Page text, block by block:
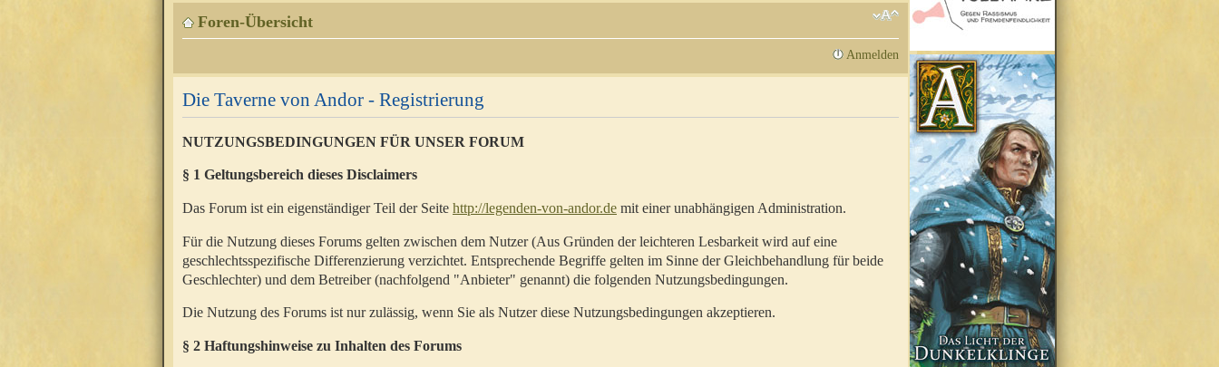
Foren-Übersicht
Anmelden
Die Taverne von Andor - Registrierung
NUTZUNGSBEDINGUNGEN FÜR UNSER FORUM
§ 1 Geltungsbereich dieses Disclaimers
Das Forum ist ein eigenständiger Teil der Seite http://legenden-von-andor.de mit einer unabhängigen Administration.
Für die Nutzung dieses Forums gelten zwischen dem Nutzer (Aus Gründen der leichteren Lesbarkeit wird auf eine
geschlechtsspezifische Differenzierung verzichtet. Entsprechende Begriffe gelten im Sinne der Gleichbehandlung für beide
Geschlechter) und dem Betreiber (nachfolgend "Anbieter" genannt) die folgenden Nutzungsbedingungen.
Die Nutzung des Forums ist nur zulässig, wenn Sie als Nutzer diese Nutzungsbedingungen akzeptieren.
§ 2 Haftungshinweise zu Inhalten des Forums